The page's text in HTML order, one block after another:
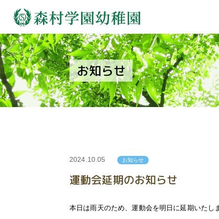
お知らせ
2024.10.05 お知らせ
運動会延期のお知らせ
本日は雨天のため、運動会を明日に延期いたし